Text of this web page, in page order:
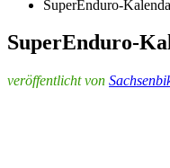
SuperEnduro-
SuperEnduro-
veröffentlicht von